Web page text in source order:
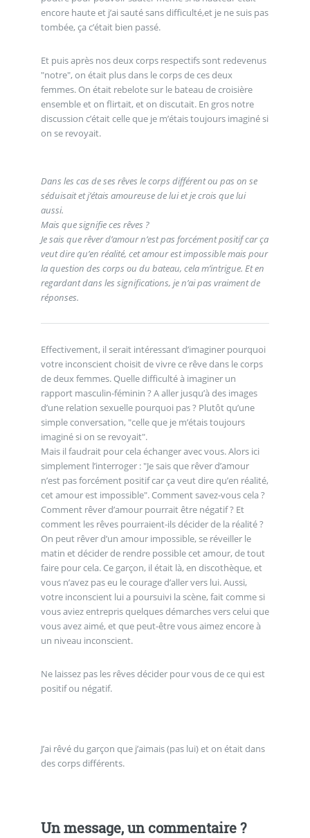
encore haute et j’ai sauté sans difficulté,et je ne suis pas
tombée, ça c’était bien passé.
Et puis après nos deux corps respectifs sont redevenus
"notre", on était plus dans le corps de ces deux
femmes. On était rebelote sur le bateau de croisière
ensemble et on flirtait, et on discutait. En gros notre
discussion c’était celle que je m’étais toujours imaginé si
on se revoyait.
Dans les cas de ses rêves le corps différent ou pas on se
séduisait et j’étais amoureuse de lui et je crois que lui
aussi.
Mais que signifie ces rêves ?
Je sais que rêver d’amour n’est pas forcément positif car ça
veut dire qu’en réalité, cet amour est impossible mais pour
la question des corps ou du bateau, cela m’intrigue. Et en
regardant dans les significations, je n’ai pas vraiment de
réponses.
Effectivement, il serait intéressant d’imaginer pourquoi
votre inconscient choisit de vivre ce rêve dans le corps
de deux femmes. Quelle difficulté à imaginer un
rapport masculin-féminin ? A aller jusqu’à des images
d’une relation sexuelle pourquoi pas ? Plutôt qu’une
simple conversation, "celle que je m’étais toujours
imaginé si on se revoyait".
Mais il faudrait pour cela échanger avec vous. Alors ici
simplement l’interroger : "Je sais que rêver d’amour
n’est pas forcément positif car ça veut dire qu’en réalité,
cet amour est impossible". Comment savez-vous cela ?
Comment rêver d’amour pourrait être négatif ? Et
comment les rêves pourraient-ils décider de la réalité ?
On peut rêver d’un amour impossible, se réveiller le
matin et décider de rendre possible cet amour, de tout
faire pour cela. Ce garçon, il était là, en discothèque, et
vous n’avez pas eu le courage d’aller vers lui. Aussi,
votre inconscient lui a poursuivi la scène, fait comme si
vous aviez entrepris quelques démarches vers celui que
vous avez aimé, et que peut-être vous aimez encore à
un niveau inconscient.
Ne laissez pas les rêves décider pour vous de ce qui est
positif ou négatif.
J’ai rêvé du garçon que j’aimais (pas lui) et on était dans
des corps différents.
Un message, un commentaire ?